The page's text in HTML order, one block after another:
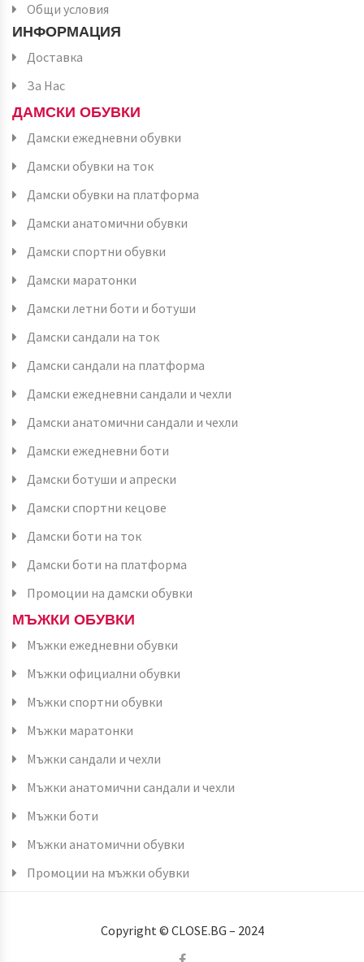
Общи условия
ИНФОРМАЦИЯ
Доставка
За Нас
ДАМСКИ ОБУВКИ
Дамски ежедневни обувки
Дамски обувки на ток
Дамски обувки на платформа
Дамски анатомични обувки
Дамски спортни обувки
Дамски маратонки
Дамски летни боти и ботуши
Дамски сандали на ток
Дамски сандали на платформа
Дамски ежедневни сандали и чехли
Дамски анатомични сандали и чехли
Дамски ежедневни боти
Дамски ботуши и апрески
Дамски спортни кецове
Дамски боти на ток
Дамски боти на платформа
Промоции на дамски обувки
МЪЖКИ ОБУВКИ
Мъжки ежедневни обувки
Мъжки официални обувки
Мъжки спортни обувки
Мъжки маратонки
Мъжки сандали и чехли
Мъжки анатомични сандали и чехли
Мъжки боти
Мъжки анатомични обувки
Промоции на мъжки обувки
Copyright © CLOSE.BG – 2024